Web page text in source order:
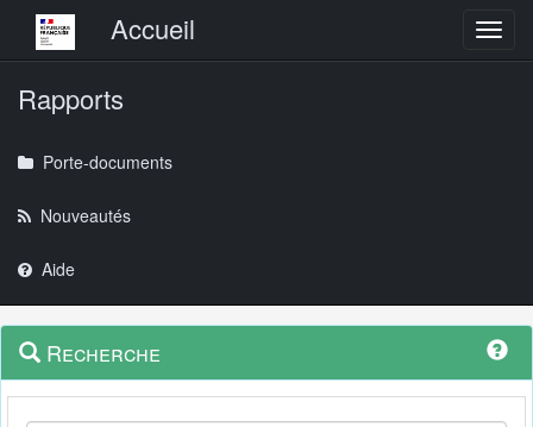
Menu principalAccueil
Rapports
Porte-documents
Nouveautés
Aide
Navigation
outils
Menu
contextuel
Recherche